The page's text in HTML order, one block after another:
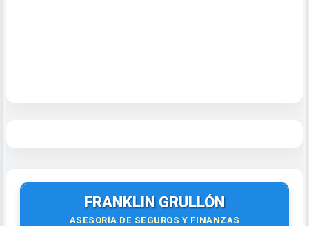
FRANKLIN GRULLÓN
ASESORÍA DE SEGUROS Y FINANZAS